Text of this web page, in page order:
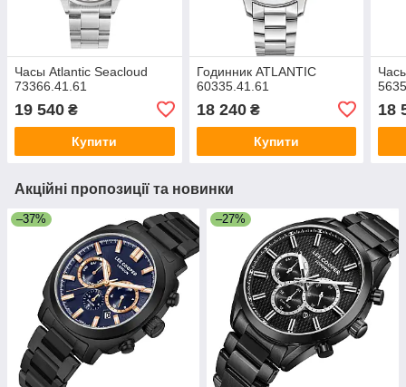
Часы Atlantic Seacloud
73366.41.61
19 540 ₴
Купити
Годинник ATLANTIC
60335.41.61
18 240₴
Купити
18
Акційні пропозиції та новинки
–37% –27%